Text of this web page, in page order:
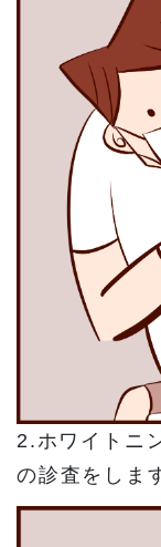
2.ホワイトニ
の診査をしま